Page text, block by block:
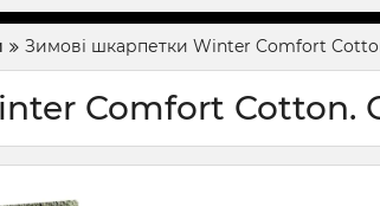
Зимові шкарпетки Winter Comfort
Comfort Cotton.